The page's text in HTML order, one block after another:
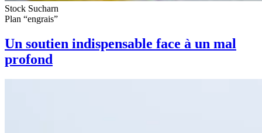
Stock Sucharn
Plan “engrais”
Un soutien indispensable face à un mal
profond